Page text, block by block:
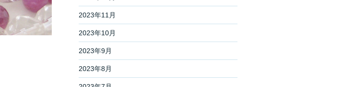
2023年11月
2023年10月
2023年9月
2023年8月